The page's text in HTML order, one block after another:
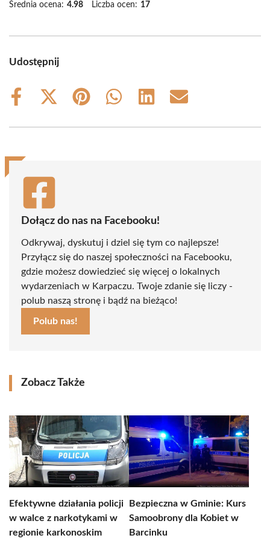
Średnia ocena: 4.98 Liczba ocen: 17
Udostępnij
Share
Share
(Twitter)
Share
Share
Share
Share
Dołącz do nas na Facebooku!
Odkrywaj, dyskutuj i dziel się tym co najlepsze!
Przyłącz się do naszej społeczności na Facebooku,
gdzie możesz dowiedzieć się więcej o lokalnych
wydarzeniach w Karpaczu. Twoje zdanie się liczy -
polub naszą stronę i bądź na bieżąco!
Polub nas!
Zobacz Także
Efektywne działania policji
w walce z narkotykami w
regionie karkonoskim
Bezpieczna w Gminie: Kurs
Samoobrony dla Kobiet w
Barcinku